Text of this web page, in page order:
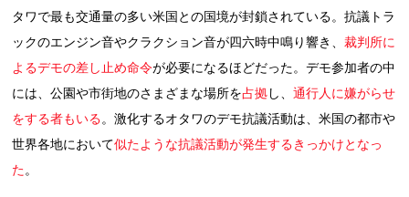
タワで最も交通量の多い米国との国境が封鎖されている。抗議トラ
ックのエンジン音やクラクション音が四六時中鳴り響き、裁判所に
よるデモの差し止め命令が必要になるほどだった。デモ参加者の中
には、公園や市街地のさまざまな場所を占拠し、通行人に嫌がらせ
をする者もいる。激化するオタワのデモ抗議活動は、米国の都市や
世界各地において似たような抗議活動が発生するきっかけとなっ
た。